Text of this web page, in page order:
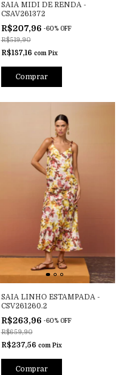
SAIA MIDI DE RENDA -
CSAV261372
R$207,96 -60% OFF
R$519,90
R$187,16 com Pix
Comprar
SAIA LINHO ESTAMPADA -
CSV261260.2
R$263,96 -60% OFF
R$659,90
R$237,56 com Pix
Comprar